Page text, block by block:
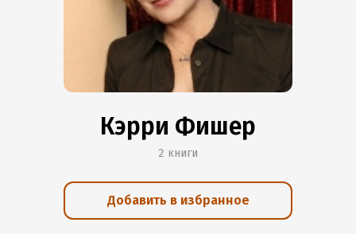
Кэрри Фишер
2 книги
Добавить в избранное